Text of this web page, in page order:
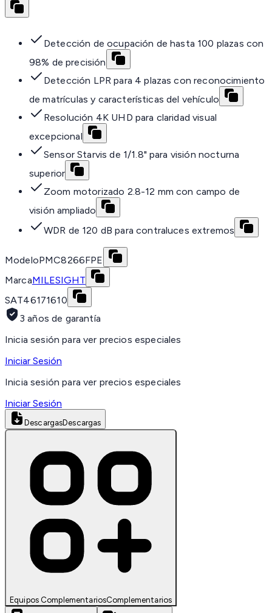
Detección de ocupación de hasta 100 plazas con
98% de precisión
Detección LPR para 4 plazas con reconocimiento
de matrículas y características del vehículo
Resolución 4K UHD para claridad visual
excepcional
Sensor Starvis de 1/1.8" para visión nocturna
superior
Zoom motorizado 2.8-12 mm con campo de
visión ampliado
WDR de 120 dB para contraluces extremos
ModeloPMC8266FPE
MarcaMILESIGHT
SAT46171610
3 años de garantía
Inicia sesión para ver precios especiales
Iniciar Sesión
Inicia sesión para ver precios especiales
Iniciar Sesión
DescargasDescargas
Equipos ComplementariosComplementarios